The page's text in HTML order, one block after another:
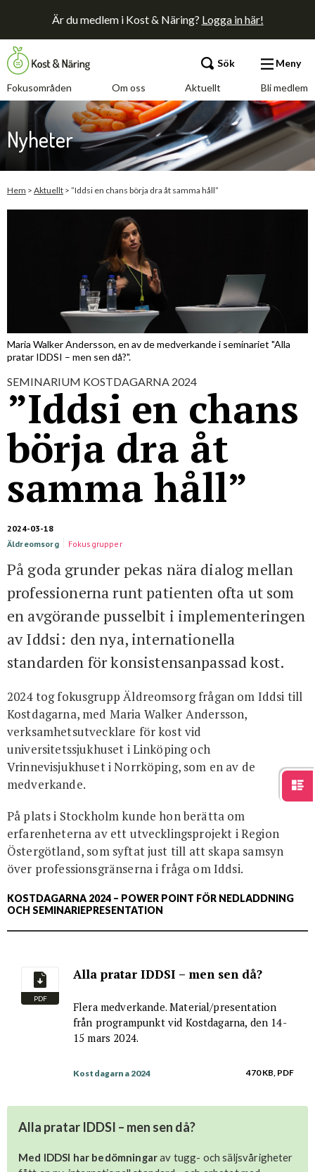
Är du medlem i Kost & Näring? Logga in här!
Fokusområden Om oss Aktuellt Bli medlem
Sök Meny
Fokusområden
Om oss
Aktuellt
Annonsera
För studenter English
Nyheter
Hem > Aktuellt > ”Iddsi en chans börja dra åt samma håll”
Maria Walker Andersson, en av de medverkande i seminariet "Alla
pratar IDDSI – men sen då?".
SEMINARIUM KOSTDAGARNA 2024
”Iddsi en chans
börja dra åt
samma håll”
2024-03-18
Äldreomsorg
Fokusgrupper
På goda grunder pekas nära dialog mellan
professionerna runt patienten ofta ut som
en avgörande pusselbit i implementeringen
av Iddsi: den nya, internationella
standarden för konsistensanpassad kost.
2024 tog fokusgrupp Äldreomsorg frågan om Iddsi till
Kostdagarna, med Maria Walker Andersson,
verksamhetsutvecklare för kost vid
universitetssjukhuset i Linköping och
Vrinnevisjukhuset i Norrköping, som en av de
medverkande.
På plats i Stockholm kunde hon berätta om
erfarenheterna av ett utvecklingsprojekt i Region
Östergötland, som syftat just till att skapa samsyn
över professionsgränserna i fråga om Iddsi.
KOSTDAGARNA 2024 – POWER POINT FÖR NEDLADDNING
OCH SEMINARIEPRESENTATION
PDF
Alla pratar IDDSI – men sen då?
Flera medverkande. Material/presentation
från programpunkt vid Kostdagarna, den 14-
15 mars 2024.
Kostdagarna 2024 470 KB, PDF
Alla pratar IDDSI – men sen då?
Med IDDSI har bedömningarav tugg- och säljsvårigheter